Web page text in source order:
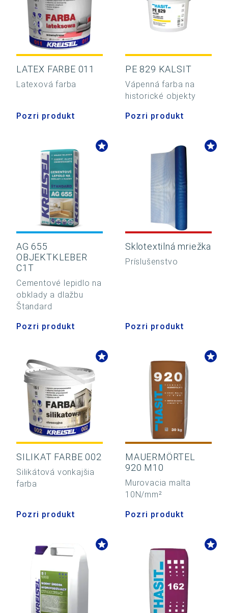
LATEX FARBE 011
Latexová farba
Pozri produkt
PE 829 KALSIT
Vápenná farba na
historické objekty
Pozri produkt
AG 655
OBJEKTKLEBER
C1T
Cementové lepidlo na
obklady a dlažbu
Štandard
Pozri produkt
Sklotextilná mriežka
Príslušenstvo
Pozri produkt
SILIKAT FARBE 002
Silikátová vonkajšia
farba
Pozri produkt
MAUERMÖRTEL
920 M10
Murovacia malta
10N/mm²
Pozri produkt